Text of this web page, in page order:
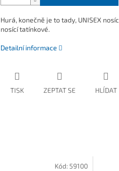
Hurá, konečně je to tady, UNISEX
nosící tatínkové.
Detailní informace
TISK ZEPTAT SE HLÍDAT
Kód: 59100